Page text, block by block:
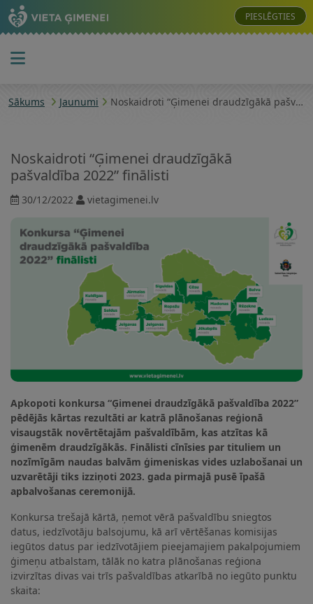
PIESLĒGTIES
Sākums Jaunumi Noskaidroti “Ģimenei draudzīgākā pašvaldība 2022” finālisti
Noskaidroti “Ģimenei draudzīgākā
pašvaldība 2022” finālisti
30/12/2022 vietagimenei.lv
Apkopoti konkursa “Ģimenei draudzīgākā pašvaldība 2022”
pēdējās kārtas rezultāti ar katrā plānošanas reģionā
visaugstāk novērtētajām pašvaldībām, kas atzītas kā
ģimenēm draudzīgākās. Finālisti cīnīsies par tituliem un
nozīmīgām naudas balvām ģimeniskas vides uzlabošanai un
uzvarētāji tiks izziņoti 2023. gada pirmajā pusē īpašā
apbalvošanas ceremonijā.
Konkursa trešajā kārtā, ņemot vērā pašvaldību sniegtos
datus, iedzīvotāju balsojumu, kā arī vērtēšanas komisijas
iegūtos datus par iedzīvotājiem pieejamajiem pakalpojumiem
ģimeņu atbalstam, tālāk no katra plānošanas reģiona
izvirzītas divas vai trīs pašvaldības atkarībā no iegūto punktu
skaita: